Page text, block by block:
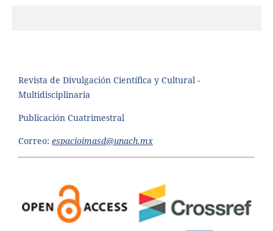
Revista de Divulgación Científica y Cultural -
Multidisciplinaria
Publicación Cuatrimestral
Correo: espacioimasd@unach.mx